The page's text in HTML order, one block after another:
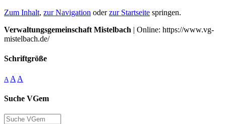
Zum Inhalt, zur Navigation oderzur Startseite springen.
Verwaltungsgemeinschaft Mistelbach | Online: https://www.vg-
mistelbach.de/
Schriftgröße
A A A
Suche VGem